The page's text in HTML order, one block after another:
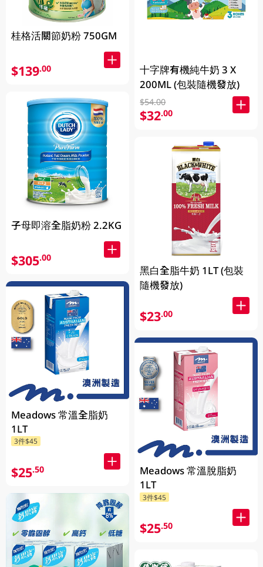
桂格活關節奶粉 750GM
$139.00
子母即溶全脂奶粉 2.2KG
$305.00
Meadows 常溫全脂奶
1LT
3件$45
$25.50
十字牌有機純牛奶 3 X
200ML (包裝隨機發放)
$54.00
$32.00
黑白全脂牛奶 1LT (包裝
隨機發放)
$23.00
Meadows 常溫脫脂奶
1LT
3件$45
$25.50